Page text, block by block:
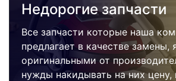
Недорогие запчасти
Все запчасти которые наша
предлагает в качестве замены,
оригинальными от
нужды накидывать на них цену,